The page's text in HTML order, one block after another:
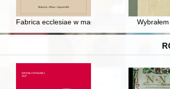
ziemi trzcianeckiej 1945-1980. Cz. 3
Fabrica ecclesiae w małym mieście na